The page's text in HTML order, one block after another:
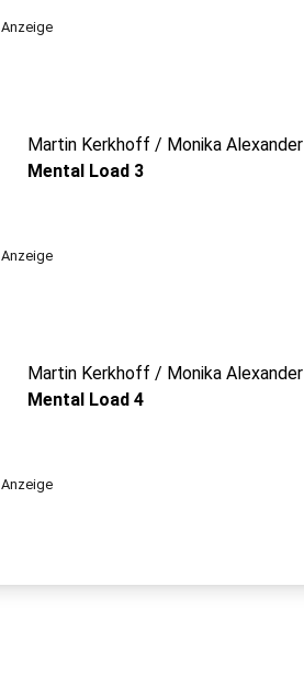
Anzeige
Martin Kerkhoff / Monika Alexander
Mental Load 3
Anzeige
Martin Kerkhoff / Monika Alexander
Mental Load 4
Anzeige